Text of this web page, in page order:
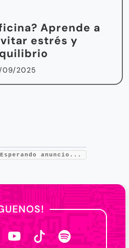
Aprende a
estrés y
09/2025
Esperando anuncio...